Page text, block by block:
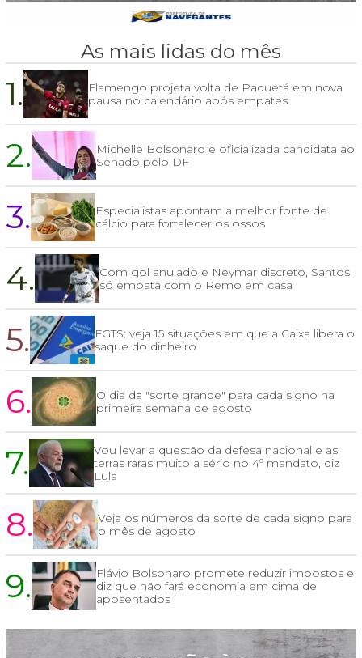
As mais lidas do mês
1.
Flamengo projeta volta de Paquetá em nova
pausa no calendário após empates
2.
Michelle Bolsonaro é oficializada candidata ao
Senado pelo DF
3.
Especialistas apontam a melhor fonte de
cálcio para fortalecer os ossos
4.
Com gol anulado e Neymar discreto, Santos
só empata com o Remo em casa
5.
FGTS: veja 15 situações em que a Caixa libera o
saque do dinheiro
6.
O dia da "sorte grande" para cada signo na
primeira semana de agosto
7.
Vou levar a questão da defesa nacional e as
terras raras muito a sério no 4º mandato, diz
Lula
8.
Veja os números da sorte de cada signo para
o mês de agosto
9.
Flávio Bolsonaro promete reduzir impostos e
diz que não fará economia em cima de
aposentados